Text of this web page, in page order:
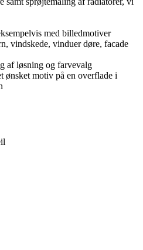
med billedmotiver
vindskede, vinduer døre, facade
af løsning og farvevalg
ønsket motiv på en overflade i